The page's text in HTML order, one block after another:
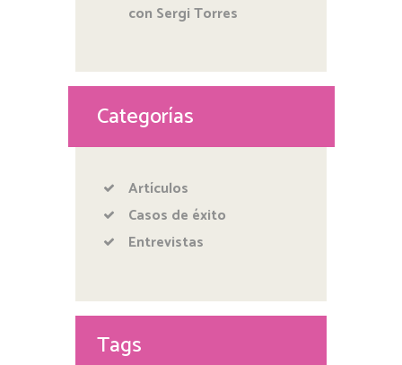
con Sergi Torres
Categorías
Artículos
Casos de éxito
Entrevistas
Tags